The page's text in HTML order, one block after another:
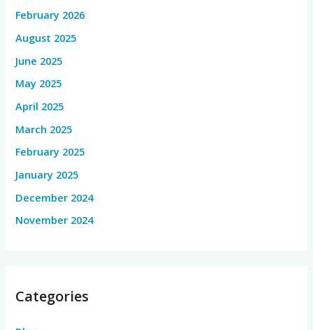
February 2026
August 2025
June 2025
May 2025
April 2025
March 2025
February 2025
January 2025
December 2024
November 2024
Categories